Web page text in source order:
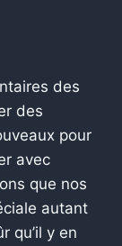
des
des
pour
avec
que nos
autant
qu’il y en